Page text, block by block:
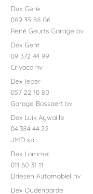
Dex Genk
089 35 88 06
René Geurts Garage bv
Dex Gent
09 372 44 99
Crivaco nv
Dex Ieper
057 22 10 80
Garage Bossaert bv
Dex Luik Aywaille
04 384 44 22
JMD sa
Dex Lommel
011 60 31 11
Driesen Automobiel nv
Dex Oudenaarde